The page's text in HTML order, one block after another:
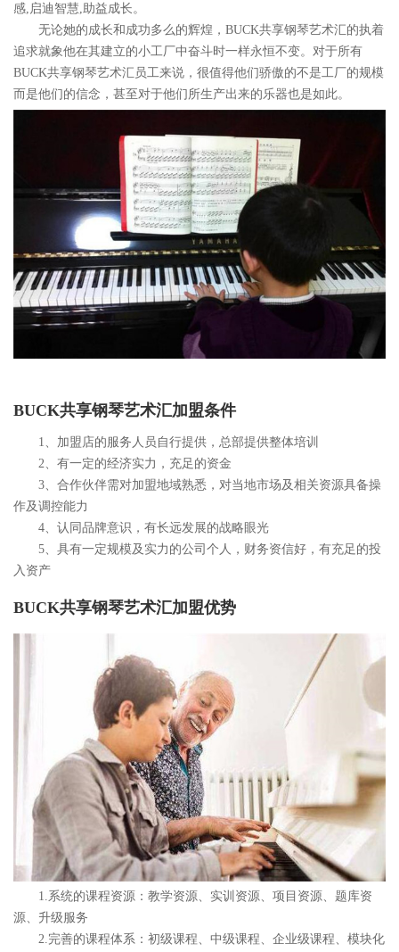
感,启迪智慧,助益成长。
无论她的成长和成功多么的辉煌，BUCK共享钢琴艺术汇的执着
追求就象他在其建立的小工厂中奋斗时一样永恒不变。对于所有
BUCK共享钢琴艺术汇员工来说，很值得他们骄傲的不是工厂的规模
而是他们的信念，甚至对于他们所生产出来的乐器也是如此。
BUCK共享钢琴艺术汇加盟条件
1、加盟店的服务人员自行提供，总部提供整体培训
2、有一定的经济实力，充足的资金
3、合作伙伴需对加盟地域熟悉，对当地市场及相关资源具备操
作及调控能力
4、认同品牌意识，有长远发展的战略眼光
5、具有一定规模及实力的公司个人，财务资信好，有充足的投
入资产
BUCK共享钢琴艺术汇加盟优势
1.系统的课程资源：教学资源、实训资源、项目资源、题库资
源、升级服务
2.完善的课程体系：初级课程、中级课程、企业级课程、模块化